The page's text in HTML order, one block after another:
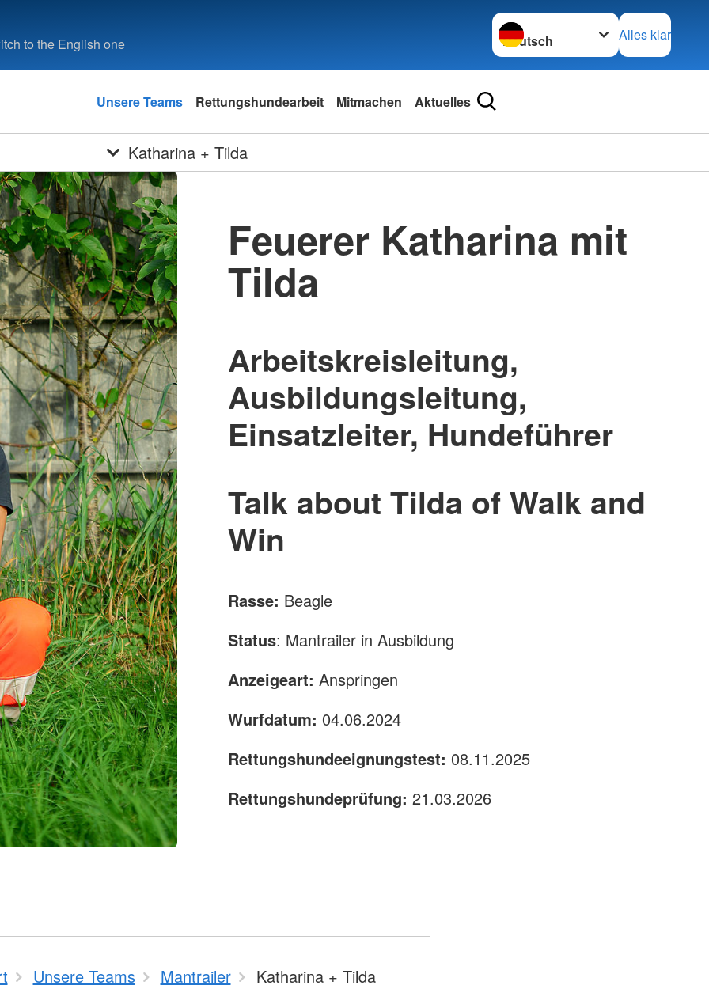
to the English one
Sprache wechseln zu
Alles klar
Unsere Teams Rettungshundearbeit Mitmachen Aktuelles
Katharina + Tilda
Feuerer Katharina mit
Tilda
Arbeitskreisleitung,
Ausbildungsleitung,
Einsatzleiter, Hundeführer
Talk about Tilda of Walk and
Win
Rasse: Beagle
Status: Mantrailer in Ausbildung
Anzeigeart: Anspringen
Wurfdatum: 04.06.2024
Rettungshundeeignungstest: 08.11.2025
Rettungshundeprüfung: 21.03.2026
Unsere Teams Mantrailer Katharina + Tilda